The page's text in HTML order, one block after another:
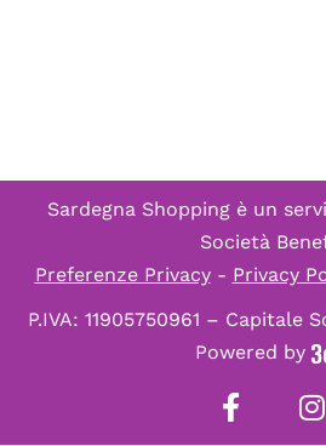
Sardegna Shopping è un
Società
Preferenze Privacy- Privacy
P.IVA: 11905750961 – Capitale
Powered by